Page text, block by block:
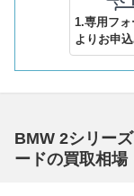
1.専用フォ
よりお申
BMW 2シリー
ードの買取相場